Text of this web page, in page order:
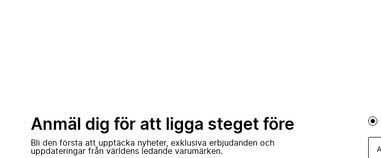
Anmäl dig för att ligga steget före
Bli den första att upptäcka nyheter, exklusiva erbjudanden och
uppdateringar från världens ledande varumärken.